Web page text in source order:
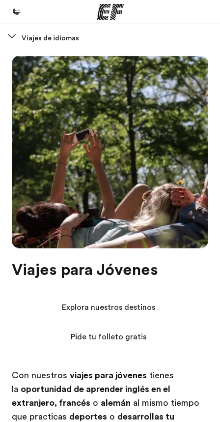
Bienvenido a EF
Programas
Ver todo lo que hacemos
Oficinas
Encuentra una oficina
Sobre nosotros
Quiénes somos
Trabajos
Únete al equipo
Viajes de idiomas
Viajes para Jóvenes
Con nuestros viajes para jóvenes tienes
la oportunidad de aprender inglés en el
extranjero, francés o alemán al mismo tiempo
que practicas deportes o desarrollas tu
Explora nuestros destinos
Pide tu folleto gratis